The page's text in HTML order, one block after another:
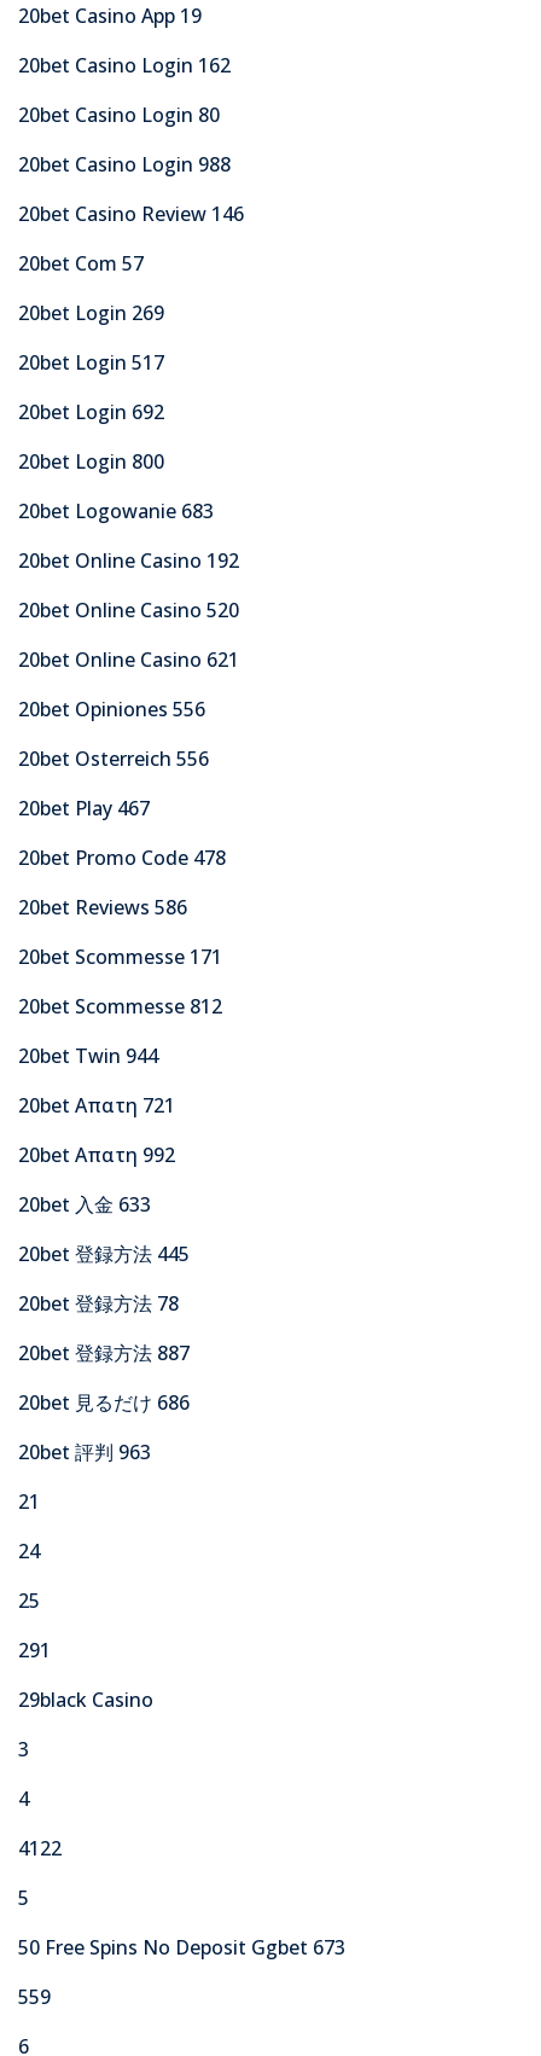
20bet Casino App 19
20bet Casino Login 162
20bet Casino Login 80
20bet Casino Login 988
20bet Casino Review 146
20bet Com 57
20bet Login 269
20bet Login 517
20bet Login 692
20bet Login 800
20bet Logowanie 683
20bet Online Casino 192
20bet Online Casino 520
20bet Online Casino 621
20bet Opiniones 556
20bet Osterreich 556
20bet Play 467
20bet Promo Code 478
20bet Reviews 586
20bet Scommesse 171
20bet Scommesse 812
20bet Twin 944
20bet Απατη 721
20bet Απατη 992
20bet 入金 633
20bet 登録方法 445
20bet 登録方法 78
20bet 登録方法 887
20bet 見るだけ 686
20bet 評判 963
21
24
25
291
29black Casino
3
4
4122
5
50 Free Spins No Deposit Ggbet 673
559
6